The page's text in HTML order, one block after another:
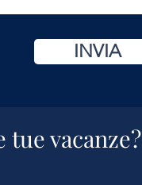
vacanze?
INVIA